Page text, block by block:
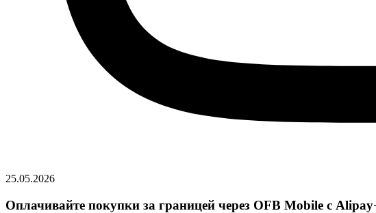
25.05.2026
Оплачивайте покупки за границей через OFB Mobile с